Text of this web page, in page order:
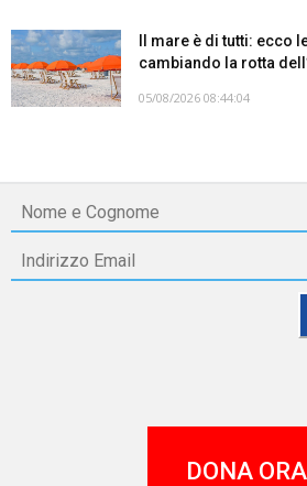
Il mare è di tutti: ecco
cambiando la rotta
05/08/2026 08:44:04
DONA ORA